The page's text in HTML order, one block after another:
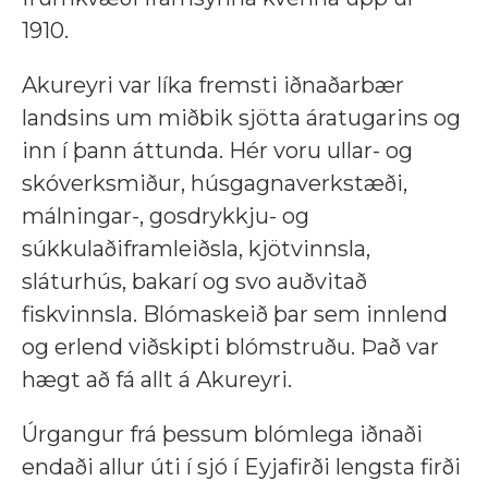
1910.
Akureyri var líka fremsti iðnaðarbær
landsins um miðbik sjötta áratugarins og
inn í þann áttunda. Hér voru ullar- og
skóverksmiður, húsgagnaverkstæði,
málningar-, gosdrykkju- og
súkkulaðiframleiðsla, kjötvinnsla,
sláturhús, bakarí og svo auðvitað
fiskvinnsla. Blómaskeið þar sem innlend
og erlend viðskipti blómstruðu. Það var
hægt að fá allt á Akureyri.
Úrgangur frá þessum blómlega iðnaði
endaði allur úti í sjó í Eyjafirði lengsta firði